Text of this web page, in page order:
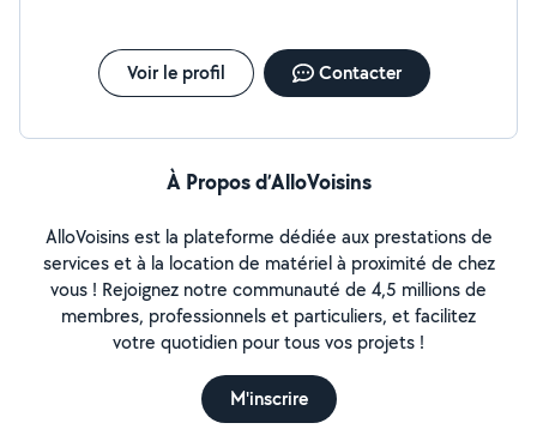
Voir le profil Contacter
À Propos d’AlloVoisins
AlloVoisins est la plateforme dédiée aux prestations de
services et à la location de matériel à proximité de chez
vous ! Rejoignez notre communauté de 4,5 millions de
membres, professionnels et particuliers, et facilitez
votre quotidien pour tous vos projets !
M'inscrire